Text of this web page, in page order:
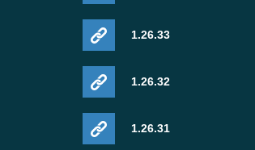
1.26.33
1.26.32
1.26.31